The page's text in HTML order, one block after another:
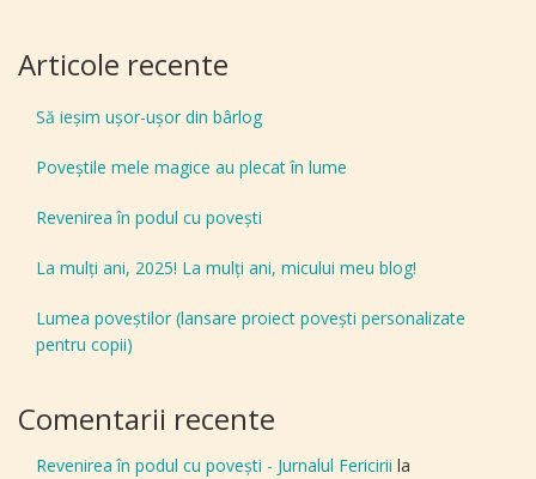
Articole recente
Să ieșim ușor-ușor din bârlog
Poveștile mele magice au plecat în lume
Revenirea în podul cu povești
La mulți ani, 2025! La mulți ani, micului meu blog!
Lumea poveștilor (lansare proiect povești personalizate
pentru copii)
Comentarii recente
Revenirea în podul cu povești - Jurnalul Fericirii la